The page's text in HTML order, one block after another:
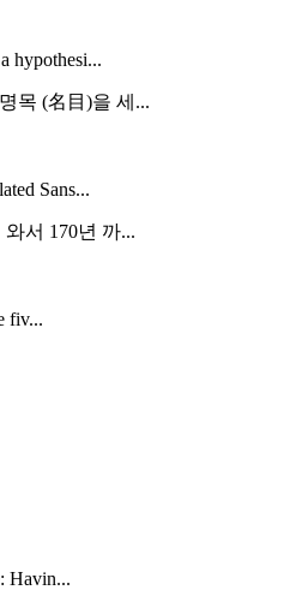
hypothesi...
목 (名目)을 세...
Sans...
서 170년 까...
fiv...
Havin...